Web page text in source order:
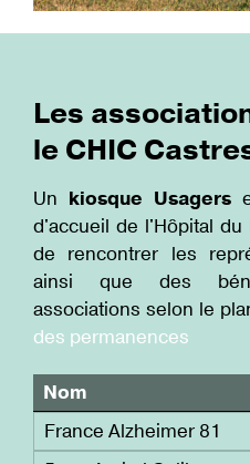
Les
le CHIC
Un kiosque Usagers
d'accueil de l'Hôpital du
de rencontrer les
ainsi que des
associations selon le
des permanences
Nom
France Alzheimer 81